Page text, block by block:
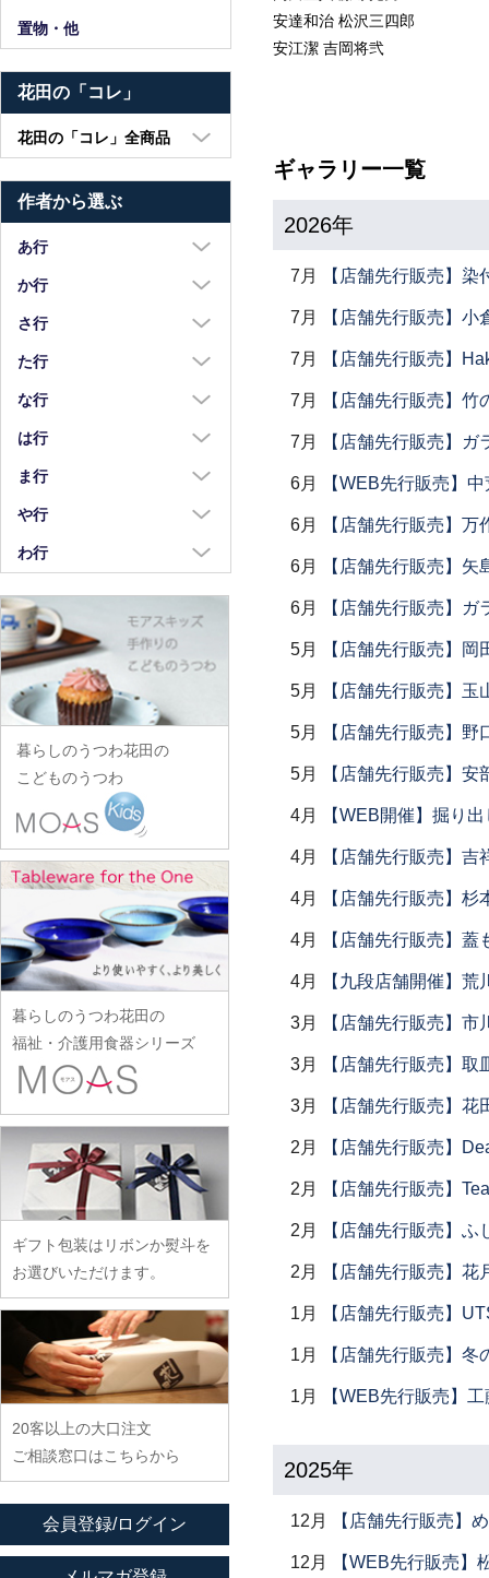
安達和治 松沢三四郎
安江潔 吉岡将弐
ギャラリー一覧
2026年
7月 【店舗先行販売】染
7月 【店舗先行販売】
7月 【店舗先行販売】
7月 【店舗先行販売】竹
7月 【店舗先行販売】ガ
6月 【WEB先行販売】
6月 【店舗先行販売】万
6月 【店舗先行販売】
6月 【店舗先行販売】ガ
5月 【店舗先行販売】岡
5月 【店舗先行販売】
5月 【店舗先行販売】野
5月 【店舗先行販売】
4月 【WEB開催】掘り
4月 【店舗先行販売】吉
4月 【店舗先行販売】
4月 【店舗先行販売】蓋
4月 【九段店舗開催】荒
3月 【店舗先行販売】
3月 【店舗先行販売】取
3月 【店舗先行販売】
2月 【店舗先行販売】
2月 【店舗先行販売】
2月 【店舗先行販売】
2月 【店舗先行販売】花
1月 【店舗先行販売】
1月 【店舗先行販売】冬
1月 【WEB先行販売】
2025年
12月 【店舗先行販売】
12月 【WEB先行販売】
置物・他
花田の「コレ」
花田の「コレ」全商品
鉢・湯呑・カップ
汁椀・土鍋・折敷
小物・カトラリー
作者から選ぶ
あ行
浅野奈生
苧野直樹
安達和治
荒川真吾
荒賀文成
有馬和博
iiDA Woodturning
伊賀焼土楽
池島直人
池島仁美
生島賢
生島明水
池田大介
石川漆宝堂
石田誠
和泉良法
市川知也
伊藤聡信
伊藤孝英
井銅心平
稲村真耶
イム サエム
イレヤガラス
岩舘隆（浄法寺）
臼田けい子
海野裕
浦陽子
遠藤マサヒロ
大井寛史
大久保公太郎
大沢和義
大平新五
大前史
大和田友香
か行
蠣崎マコト
葛西国太郎
葛西義信
河上智美
川合孝知
川辺忠
川村宏樹
幹山繁太
季更器窯
岸野寛
北野敏一（犀ノ音窯）
日下華子
葛和万紀
工藤和彦
熊谷峻
小泉敦信
こいずみみゆき
古賀雄二郎
小寺暁洋
小林巧征
小牧広平
近藤亮介
さ行
坂本達哉
佐川岳彦
佐々木暢子
重田良古
島田まるみ
志村睦彦
城進
菅原博之
杉本太郎
鈴木重孝
鈴木潤吾
鈴木涼子
須谷窯
た行
高島慎一
高木剛
瀧田操
田中あい
田中佐和子
谷口嘉
谷永太郎
玉山保男
田沼英里
崔在皓
滴生舎
土井康治朗
土井宏友
陶房独歩炎
徳永遊心
富山孝一
土本訓寛・土本久美子
な行
中荒江道子
中尾万作
中川紀夫
中町いずみ
中村一也
中村幸一郎
d.Tam 中村孝子/桃子
中村智美
中村真紀
中山孝志
名古路英介
西納三枝
野口悦士
は行
橋村大作
長谷川由香
畑中篤
花岡隆
花田オリジナル
羽生直記
林京子
林拓児
原口潔
原田七重
原田譲
原光弘
日高伸治
日高直子
ヒヅミ峠舎
樋山真弓
平岡正弘
平林秀幸
廣野俊彦
廣政毅
ふじい製作所
藤崎均
藤田永子
藤塚光男
ほたる窯
堀畑蘭
ま行
前田麻美
正木春蔵
松浦コータロー
松浦ナオコ
松葉勇輝
松本郁美
松本優樹
松本良夫
三浦侑子
水垣千悦
水野克俊
みずのみさ
光井威善
三留舞
宮岡麻衣子
宮崎孝彦
三輪周太郎
武曽健一
村田森
村田菜穂美
木工ヤマニ
森知恵子
森悠紀子
森下綾
や行
八木橋昇
山口硝子
山口利枝
山崎葉
山田洋次
山田隆太郎
山中恵介
山本哲也
山本恭代
山本亮平
Yu-ten
雪ノ浦裕一
吉岡将弐
吉田学
余宮隆
わ行
ワダコーヘー
渡辺信史
渡邊心平
暮らしのうつわ花田の
こどものうつわ
暮らしのうつわ花田の
福祉・介護用食器シリーズ
ギフト包装はリボンか熨斗を
お選びいただけます。
20客以上の大口注文
ご相談窓口はこちらから
会員登録/ログイン